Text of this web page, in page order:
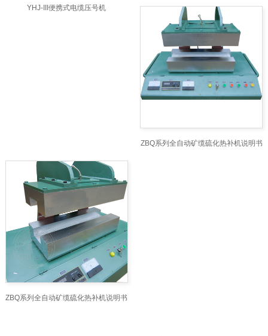
YHJ-III便携式电缆压号机
ZBQ系列全自动矿缆硫化热补机说明书
ZBQ系列全自动矿缆硫化热补机说明书